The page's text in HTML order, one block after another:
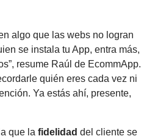
algo que las webs no logran
se instala tu App, entra más,
resume Raúl de EcommApp.
quién eres cada vez ni
Ya estás ahí, presente,
que la fidelidad del cliente se